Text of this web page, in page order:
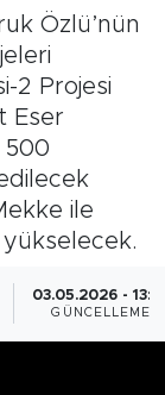
Özlü’nün
2 Projesi
Eser
500
ile
03.05.2026 -
GÜNCELLEME